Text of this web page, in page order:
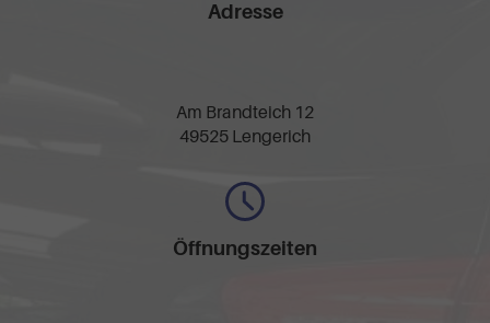
Adresse
Am Brandteich 12
49525 Lengerich
Öffnungszeiten